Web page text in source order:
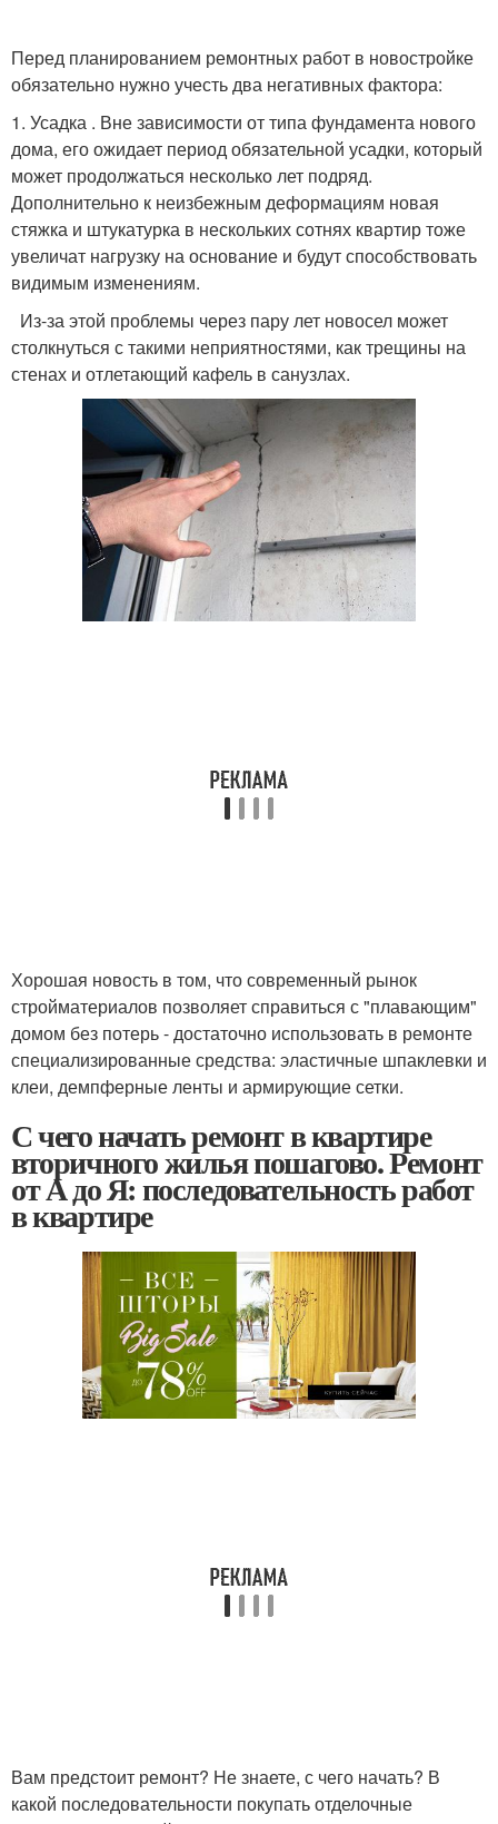
Перед планированием ремонтных работ в новостройке
обязательно нужно учесть два негативных фактора:
1. Усадка . Вне зависимости от типа фундамента нового
дома, его ожидает период обязательной усадки, который
может продолжаться несколько лет подряд.
Дополнительно к неизбежным деформациям новая
стяжка и штукатурка в нескольких сотнях квартир тоже
увеличат нагрузку на основание и будут способствовать
видимым изменениям.
Из-за этой проблемы через пару лет новосел может
столкнуться с такими неприятностями, как трещины на
стенах и отлетающий кафель в санузлах.
Хорошая новость в том, что современный рынок
стройматериалов позволяет справиться с "плавающим"
домом без потерь - достаточно использовать в ремонте
специализированные средства: эластичные шпаклевки и
клеи, демпферные ленты и армирующие сетки.
С чего начать ремонт в квартире
вторичного жилья пошагово. Ремонт
от А до Я: последовательность работ
в квартире
Вам предстоит ремонт? Не знаете, с чего начать? В
какой последовательности покупать отделочные